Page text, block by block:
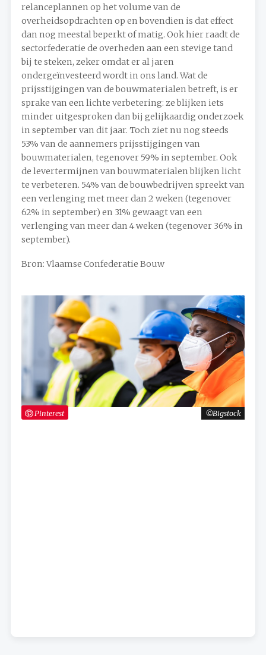
relanceplannen op het volume van de
overheidsopdrachten op en bovendien is dat effect
dan nog meestal beperkt of matig. Ook hier raadt de
sectorfederatie de overheden aan een stevige tand
bij te steken, zeker omdat er al jaren
ondergeïnvesteerd wordt in ons land. Wat de
prijsstijgingen van de bouwmaterialen betreft, is er
sprake van een lichte verbetering: ze blijken iets
minder uitgesproken dan bij gelijkaardig onderzoek
in september van dit jaar. Toch ziet nu nog steeds
53% van de aannemers prijsstijgingen van
bouwmaterialen, tegenover 59% in september. Ook
de levertermijnen van bouwmaterialen blijken licht
te verbeteren. 54% van de bouwbedrijven spreekt van
een verlenging met meer dan 2 weken (tegenover
62% in september) en 31% gewaagt van een
verlenging van meer dan 4 weken (tegenover 36% in
september).
Bron: Vlaamse Confederatie Bouw
Bigstock
Pinterest